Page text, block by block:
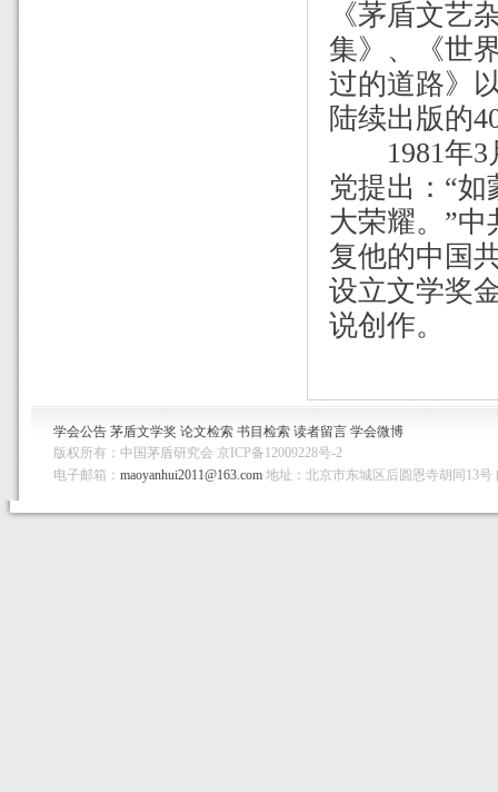
《茅盾文艺
集》、《世
过的道路》
陆续出版的
1981年3
党提出： “如
大荣耀。 ”中
复他的中国
设立文学奖
说创作。
学会公告 茅盾文学奖 论文检索 书目检索 读者留言 学会微博
版权所有：中国茅盾研究会 京ICP备12009228号-2
电子邮箱： maoyanhui2011@163.com 地址：北京市东城区后圆恩寺胡同13号